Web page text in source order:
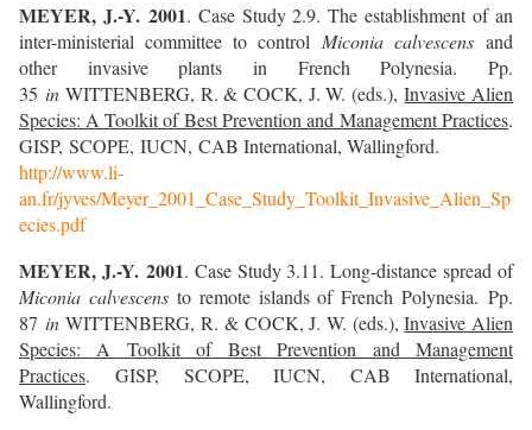
MEYER, J.-Y. 2001. Case Study 2.9. The establishment of an
inter-ministerial committee to control Miconia calvescens and
other invasive plants in French Polynesia. Pp.
35 inWITTENBERG, R. & COCK, J. W. (eds.),Invasive Alien
Species: A Toolkit of Best Prevention and Management Practices.
GISP, SCOPE, IUCN, CAB International, Wallingford.
http://www.li-
an.fr/jyves/Meyer_2001_Case_Study_Toolkit_Invasive_Alien_Sp
ecies.pdf
MEYER, J.-Y. 2001. Case Study 3.11. Long-distance spread of
Miconia calvescensto remote islands of French Polynesia. Pp.
87 inWITTENBERG, R. & COCK, J. W. (eds.),Invasive Alien
Species: A Toolkit of Best Prevention and Management
Practices. GISP, SCOPE, IUCN, CAB International,
Wallingford.